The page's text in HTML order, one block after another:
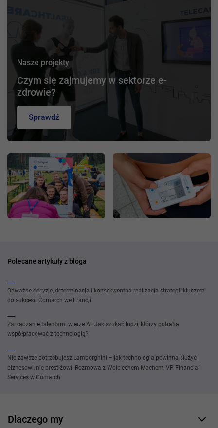
Nasze projekty
Czym się zajmujemy w sektorze e-
zdrowie?
Sprawdź
Polecane artykuły z bloga
Odważne decyzje, determinacja i konsekwentna realizacja strategii kluczem
do sukcesu Comarch we Francji
Zarządzanie talentami w erze AI: Jak szukać ludzi, którzy potrafią
współpracować z technologią?
Nie zawsze potrzebujesz Lamborghini – jak technologia powinna służyć
biznesowi, nie prestiżowi. Rozmowa z Wojciechem Machem, VP Financial
Services w Comarch
Dlaczego my